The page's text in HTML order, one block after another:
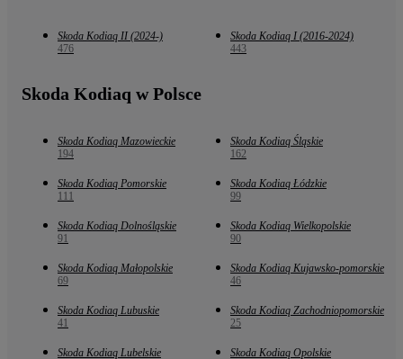
Skoda Kodiaq II (2024-)
476
Skoda Kodiaq I (2016-2024)
443
Skoda Kodiaq w Polsce
Skoda Kodiaq Mazowieckie
194
Skoda Kodiaq Śląskie
162
Skoda Kodiaq Pomorskie
111
Skoda Kodiaq Łódzkie
99
Skoda Kodiaq Dolnośląskie
91
Skoda Kodiaq Wielkopolskie
90
Skoda Kodiaq Małopolskie
69
Skoda Kodiaq Kujawsko-pomorskie
46
Skoda Kodiaq Lubuskie
41
Skoda Kodiaq Zachodniopomorskie
25
Skoda Kodiaq Lubelskie
Skoda Kodiaq Opolskie